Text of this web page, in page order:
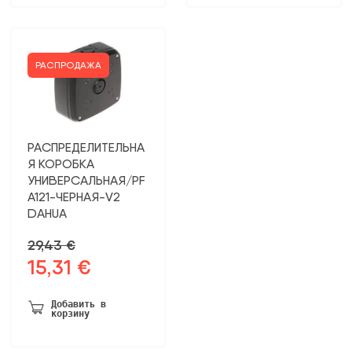
РАСПРОДАЖА
РАСПРЕДЕЛИТЕЛЬНА
Я КОРОБКА
УНИВЕРСАЛЬНАЯ/PF
A121-ЧЕРНАЯ-V2
DAHUA
29,43€
Первоначальная
цена
была:
29,43 €.
15,31 €
15,31 €.
Добавить в
корзину